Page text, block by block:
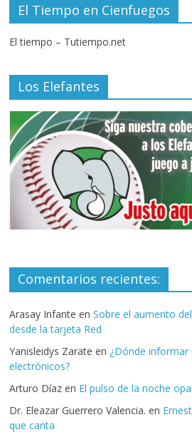
El Tiempo en Cienfuegos
El tiempo – Tutiempo.net
Los Elefantes
Comentarios recientes:
Arasay Infante enSobre el aumento
desde la tarjeta Red
Yanisleidys Zarate en ¿Dónde informar
electrónicos?
Arturo Díaz en El pulso de la noche
Dr. Eleazar Guerrero Valencia. en
que canta